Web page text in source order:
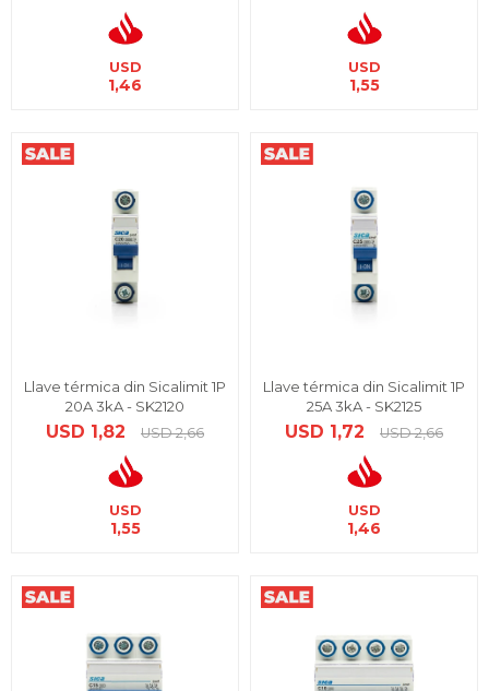
USD
1,46
USD
1,55
Llave térmica din Sicalimit 1P
20A 3kA - SK2120
USD 1,82 USD 2,66
USD
1,55
Llave térmica din Sicalimit 1P
25A 3kA - SK2125
USD 1,72 USD 2,66
USD
1,46